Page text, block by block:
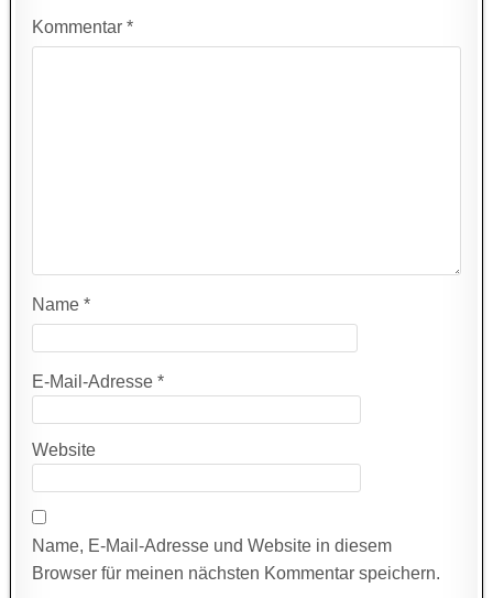
Kommentar*
Name*
E-Mail-Adresse*
Website
Name, E-Mail-Adresse und Website in diesem
Browser für meinen nächsten Kommentar speichern.